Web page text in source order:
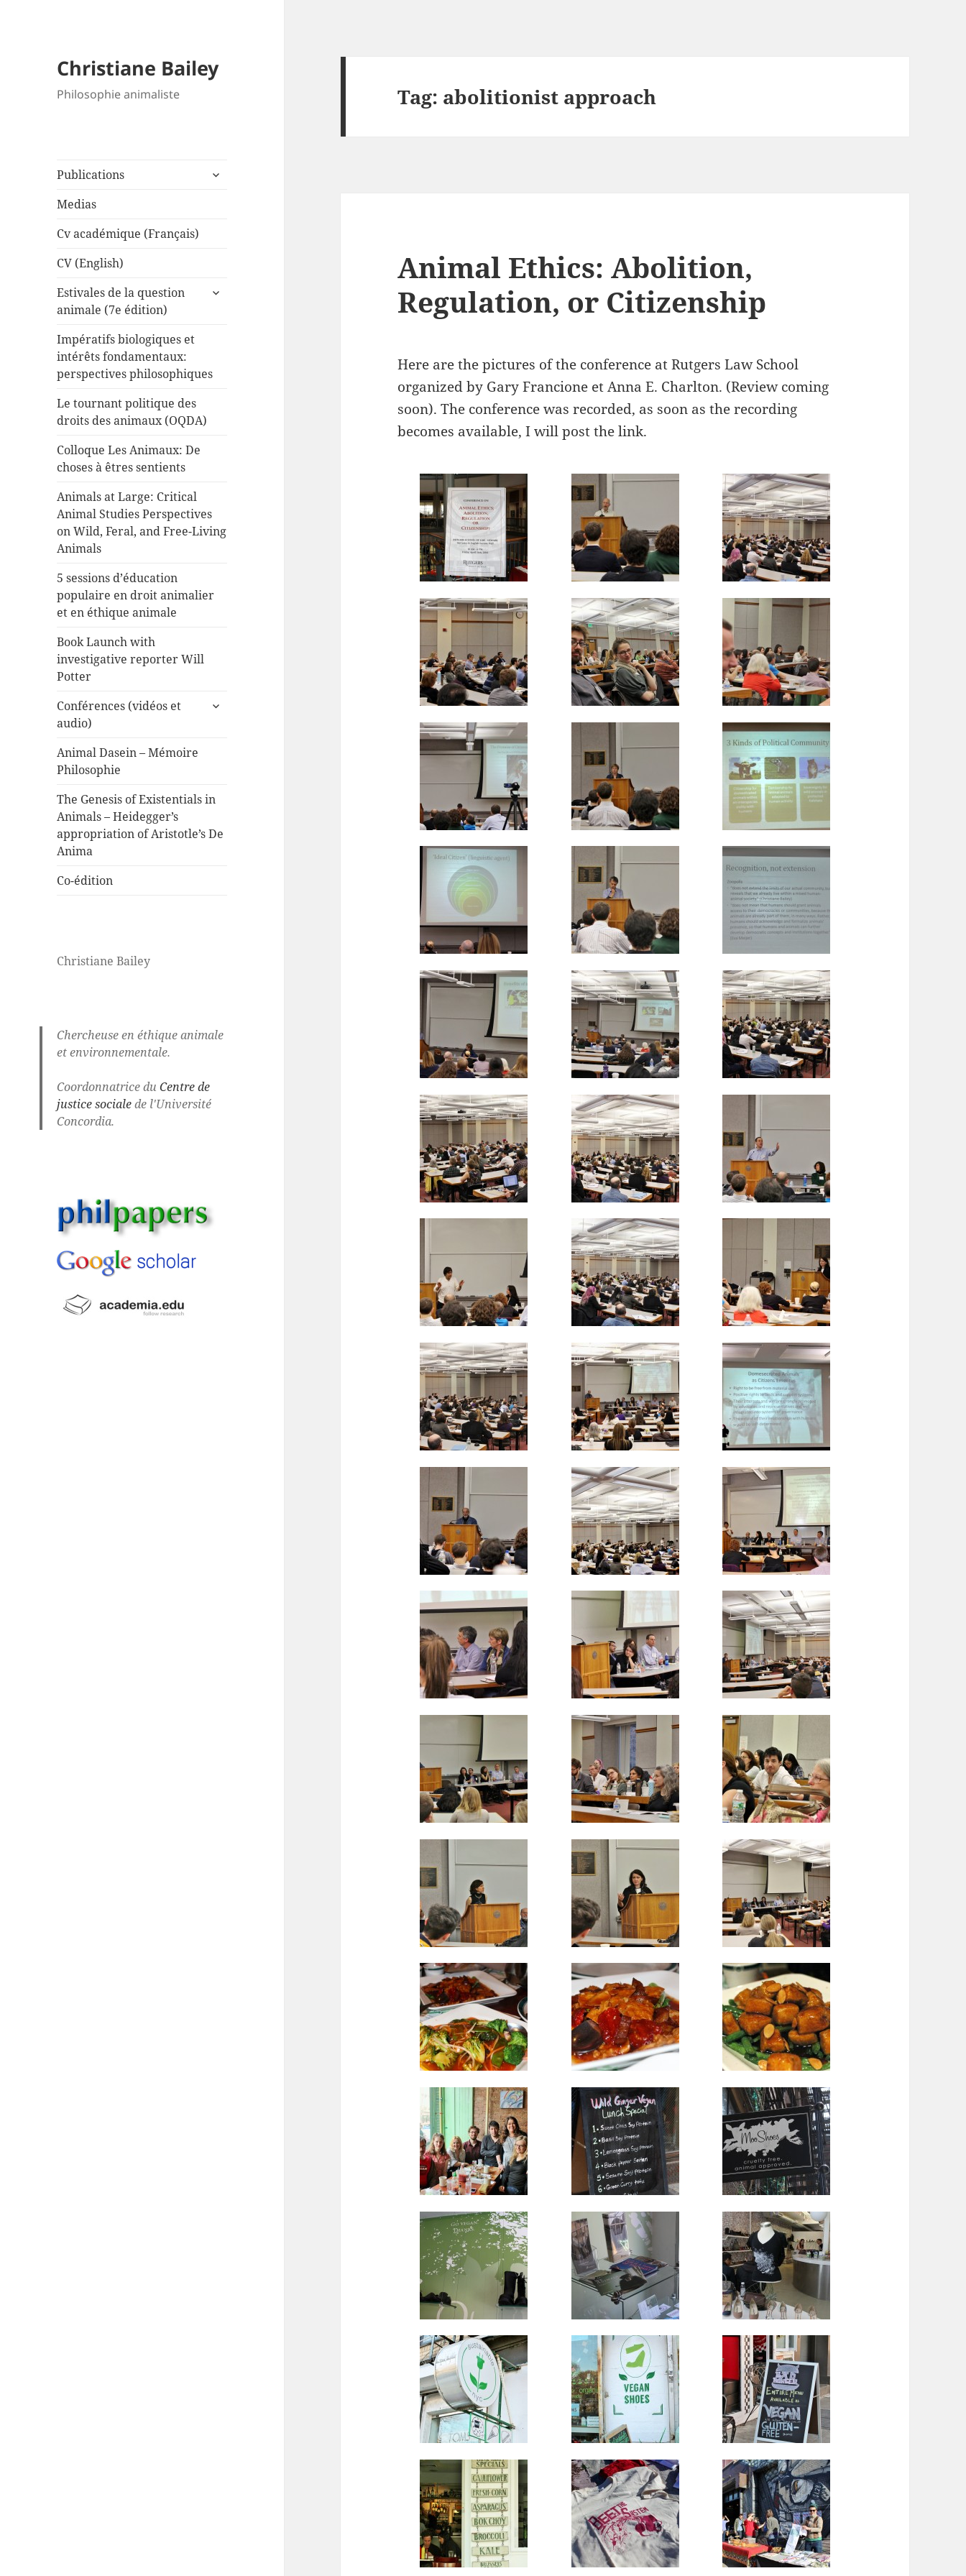
Christiane Bailey
Philosophie animaliste
Publications
expand
Medias
Cv académique (Français)
CV (English)
Estivales de la question
animale (7e édition)
expand
Impératifs biologiques et
intérêts fondamentaux:
perspectives philosophiques
Le tournant politique des
droits des animaux (OQDA)
Colloque Les Animaux: De
choses à êtres sentients
Animals at Large: Critical
Animal Studies Perspectives
on Wild, Feral, and Free-Living
Animals
5 sessions d’éducation
populaire en droit animalier
et en éthique animale
Book Launch with
investigative reporter Will
Potter
Conférences (vidéos et
audio)
expand
Animal Dasein – Mémoire
Philosophie
The Genesis of Existentials in
Animals – Heidegger’s
appropriation of Aristotle’s De
Anima
Co-édition
Christiane Bailey
Chercheuse en éthique animale
et environnementale.
Coordonnatrice duCentre de
justice socialede l'Université
Concordia.
Tag: abolitionist approach
Animal Ethics: Abolition,
Regulation, or Citizenship
Here are the pictures of the conference at Rutgers Law School
organized by Gary Francione et Anna E. Charlton. (Review coming
soon). The conference was recorded, as soon as the recording
becomes available, I will post the link.